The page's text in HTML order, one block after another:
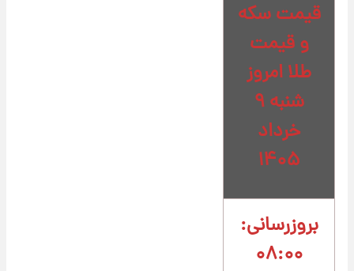
قیمت سکه
و قیمت
طلا امروز
شنبه ۹
خرداد
۱۴۰۵
بروزرسانی:
۰۸:۰۰